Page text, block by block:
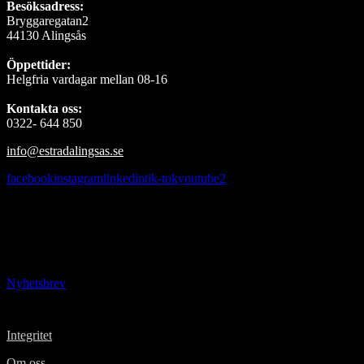
Besöksadress:
Bryggaregatan2
44130 Alingsås
Öppettider:
Helgfria vardagar mellan 08-16
Kontakta oss:
0322- 644 850
info@estradalingsas.se
facebookinstagramlinkedintik-tokyoutube2
Nyhetsbrev
Integritet